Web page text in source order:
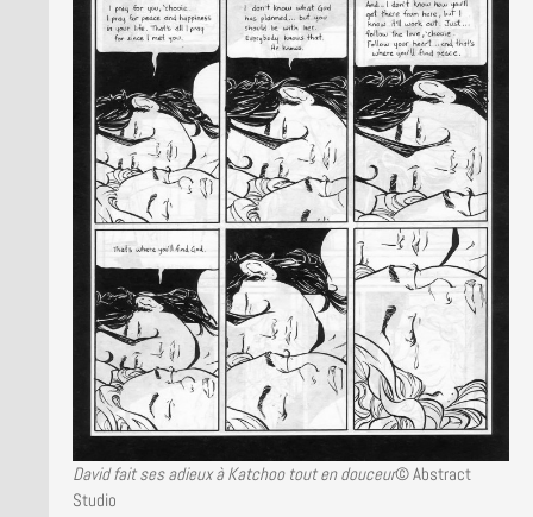
David fait ses adieux à Katchoo tout en douceur© Abstract
Studio